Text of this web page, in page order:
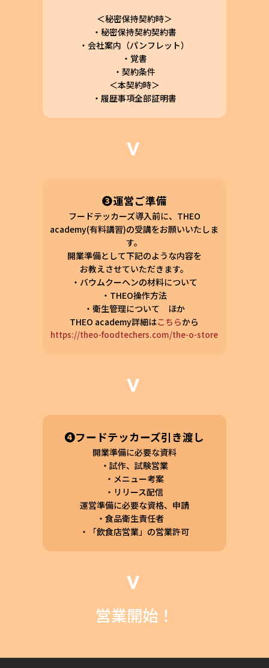
＜秘密保持契約時＞
・秘密保持契約契約書
・会社案内（パンフレット）
・覚書
・契約条件
＜本契約時＞
・履歴事項全部証明書
❸運営ご準備
フードテッカーズ導入前に、THEO
academy(有料講習)の受講をお願いいたしま
す。
開業準備として下記のような内容を
お教えさせていただきます。
・バウムクーヘンの材料について
・THEO操作方法
・衛生管理について ほか
THEO academy詳細はこちらから
https://theo-foodtechers.com/the-o-store
❹フードテッカーズ引き渡し
開業準備に必要な資料
・試作、試験営業
・メニュー考案
・リリース配信
運営準備に必要な資格、申請
・食品衛生責任者
・「飲食店営業」の営業許可
営業開始！